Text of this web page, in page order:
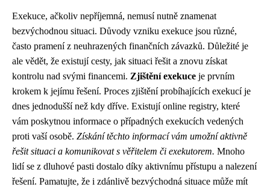
Exekuce, ačkoliv nepříjemná, nemusí nutně znamenat
bezvýchodnou situaci. Důvody vzniku exekuce jsou různé,
často pramení z neuhrazených finančních závazků. Důležité je
ale vědět, že existují cesty, jak situaci řešit a znovu získat
kontrolu nad svými financemi. Zjištění exekuce je prvním
krokem k jejímu řešení. Proces zjištění probíhajících exekucí je
dnes jednodušší než kdy dříve. Existují online registry, které
vám poskytnou informace o případných exekucích vedených
proti vaší osobě. Získání těchto informací vám umožní aktivně
řešit situaci a komunikovat s věřitelem či exekutorem. Mnoho
lidí se z dluhové pasti dostalo díky aktivnímu přístupu a nalezení
řešení. Pamatujte, že i zdánlivě bezvýchodná situace může mít